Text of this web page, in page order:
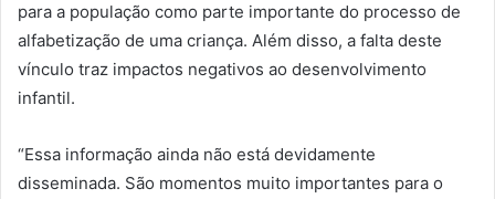
para a população como parte importante do processo de
alfabetização de uma criança. Além disso, a falta deste
vínculo traz impactos negativos ao desenvolvimento
infantil.
“Essa informação ainda não está devidamente
disseminada. São momentos muito importantes para o